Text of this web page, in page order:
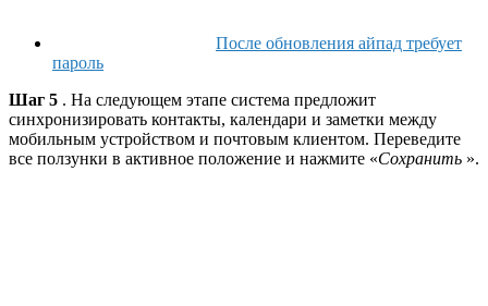
После обновления айпад требует
пароль
Шаг 5 . На следующем этапе система предложит
синхронизировать контакты, календари и заметки между
мобильным устройством и почтовым клиентом. Переведите
все ползунки в активное положение и нажмите «Сохранить ».